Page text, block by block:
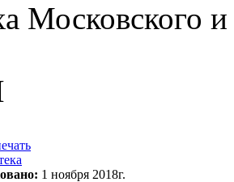
Московского
1 ноября 2018г.